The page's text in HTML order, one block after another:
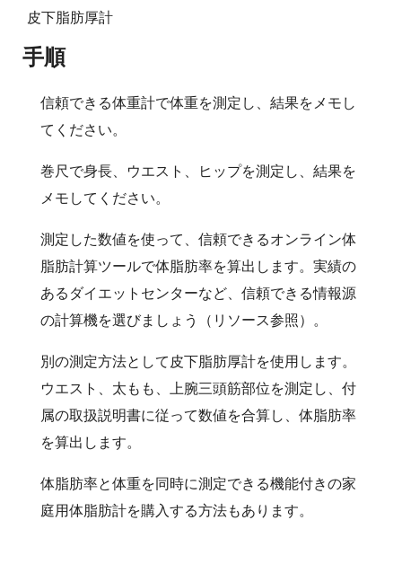
皮下脂肪厚計
手順
信頼できる体重計で体重を測定し、結果をメモし
てください。
巻尺で身長、ウエスト、ヒップを測定し、結果を
メモしてください。
測定した数値を使って、信頼できるオンライン体
脂肪計算ツールで体脂肪率を算出します。実績の
あるダイエットセンターなど、信頼できる情報源
の計算機を選びましょう（リソース参照）。
別の測定方法として皮下脂肪厚計を使用します。
ウエスト、太もも、上腕三頭筋部位を測定し、付
属の取扱説明書に従って数値を合算し、体脂肪率
を算出します。
体脂肪率と体重を同時に測定できる機能付きの家
庭用体脂肪計を購入する方法もあります。